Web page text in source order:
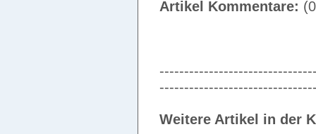
Artikel Kommentare:
Weitere Artikel in der